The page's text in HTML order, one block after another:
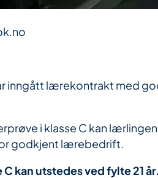
inngått lærekontrakt med
i klasse C kan
godkjent lærebedrift.
C kan utstedes ved fylte 21 år.